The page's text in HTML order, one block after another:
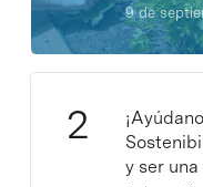
9 de
y ser